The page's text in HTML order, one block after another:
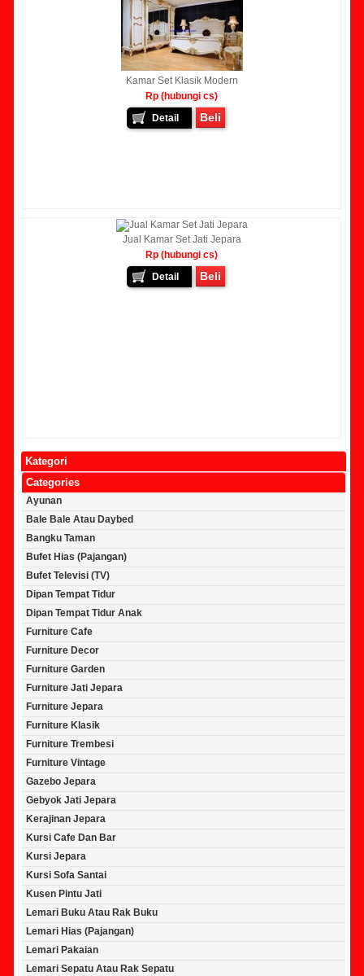
Kamar Set Klasik Modern
Rp (hubungi cs)
Detail
Beli
Jual Kamar Set Jati Jepara
Rp (hubungi cs)
Detail
Beli
Kategori
Categories
Ayunan
Bale Bale Atau Daybed
Bangku Taman
Bufet Hias (Pajangan)
Bufet Televisi (TV)
Dipan Tempat Tidur
Dipan Tempat Tidur Anak
Furniture Cafe
Furniture Decor
Furniture Garden
Furniture Jati Jepara
Furniture Jepara
Furniture Klasik
Furniture Trembesi
Furniture Vintage
Gazebo Jepara
Gebyok Jati Jepara
Kerajinan Jepara
Kursi Cafe Dan Bar
Kursi Jepara
Kursi Sofa Santai
Kusen Pintu Jati
Lemari Buku Atau Rak Buku
Lemari Hias (Pajangan)
Lemari Pakaian
Lemari Sepatu Atau Rak Sepatu